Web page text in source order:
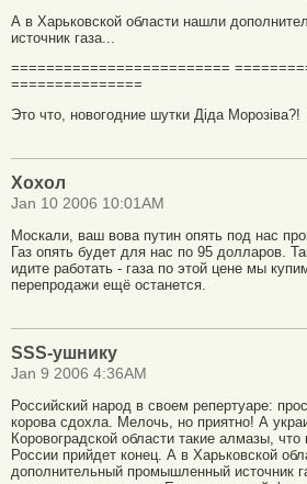
А в Харьковской области нашли
источник газа...
=========================
===============
Это что, новогодние шутки Дiда Морозiва?!
Хохол
Jan 10 2006 10:01AM
Москали, ваш вова путин опять под нас
Газ опять будет для нас по 95 долларов.
идите работать - газа по этой цене мы
перепродажи ещё останется.
SSS-ушнику
Jan 9 2006 4:36AM
Российский народ в своем репертуаре:
корова сдохла. Мелочь, но приятно! А
Коровоградской области такие алмазы,
России прийдет конец. А в Харьковской
дополнительный промышленный источник